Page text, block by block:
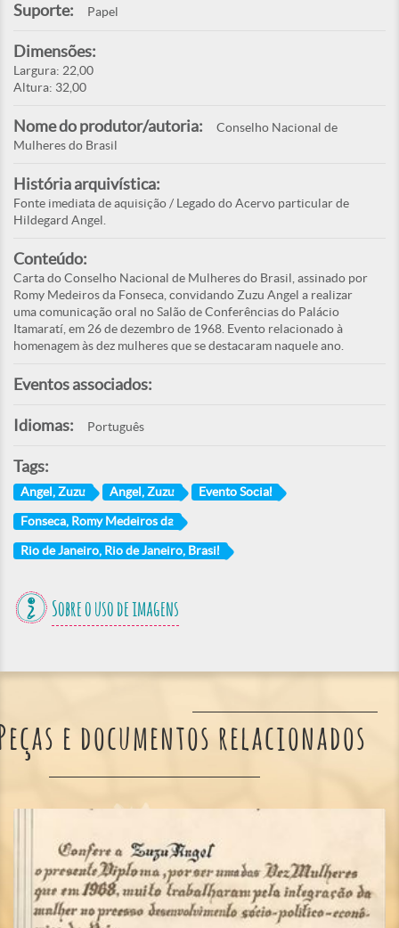
Suporte: Papel
Dimensões:
Largura: 22,00
Altura: 32,00
Nome do produtor/autoria:
Conselho Nacional de
Mulheres do Brasil
História arquivística:
Fonte imediata de aquisição / Legado do Acervo particular de
Hildegard Angel.
Conteúdo:
Carta do Conselho Nacional de Mulheres do Brasil, assinado por
Romy Medeiros da Fonseca, convidando Zuzu Angel a realizar
uma comunicação oral no Salão de Conferências do Palácio
Itamaratí, em 26 de dezembro de 1968. Evento relacionado à
homenagem às dez mulheres que se destacaram naquele ano.
Eventos associados:
Idiomas: Português
Tags:
Angel, Zuzu Angel, Zuzu Evento Social
Fonseca, Romy Medeiros da
Rio de Janeiro, Rio de Janeiro, Brasil
Sobre o uso de imagens
e documentos relacionados